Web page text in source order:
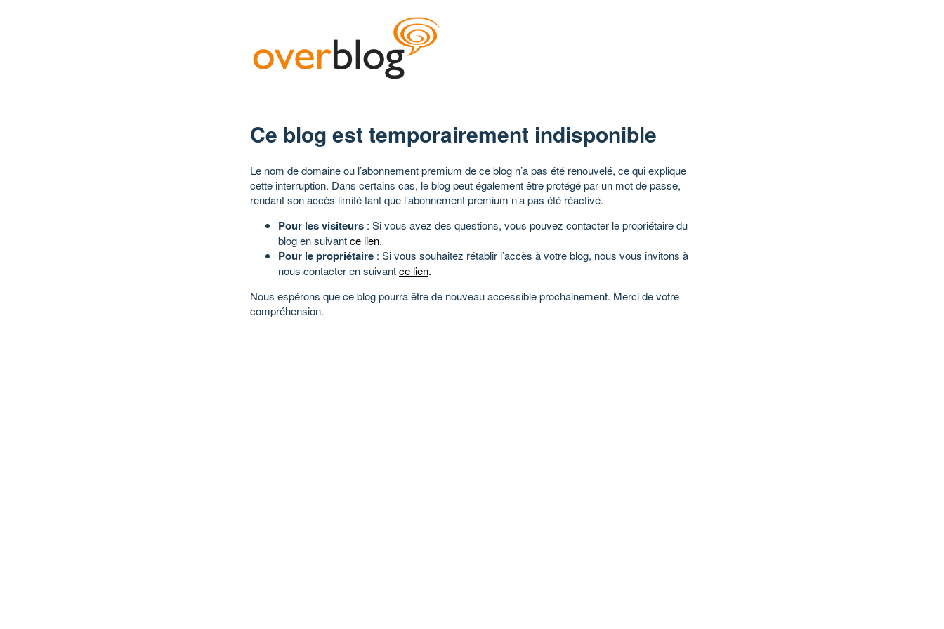
Ce blog est temporairement indisponible
Le nom de domaine ou l’abonnement premium de ce blog n’a pas été renouvelé, ce qui explique
cette interruption. Dans certains cas, le blog peut également être protégé par un mot de passe,
rendant son accès limité tant que l’abonnement premium n’a pas été réactivé.
Pour les visiteurs : Si vous avez des questions, vous pouvez contacter le propriétaire du
blog en suivantce lien.
Pour le propriétaire : Si vous souhaitez rétablir l’accès à votre blog, nous vous invitons à
nous contacter en suivantce lien.
Nous espérons que ce blog pourra être de nouveau accessible prochainement. Merci de votre
compréhension.